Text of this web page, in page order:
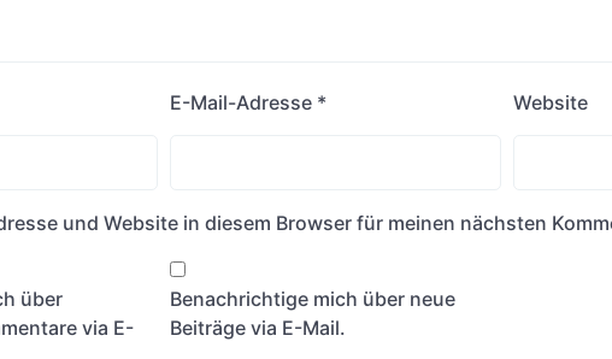
E-Mail-Adresse * Website
und Website in diesem Browser für meinen nächsten
über
via E-
Benachrichtige mich über neue
Beiträge via E-Mail.